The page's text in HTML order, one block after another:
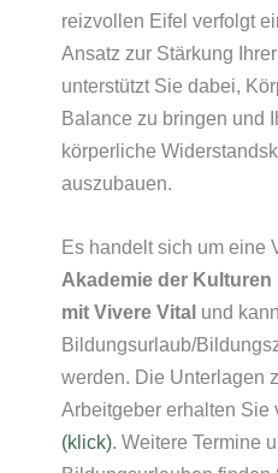
reizvollen Eifel verfolgt
Ansatz zur Stärkung
unterstützt Sie dabei,
Balance zu bringen und
körperliche
auszubauen.
Es handelt sich um eine
Akademie der
mit Vivere Vital und
Bildungsurlaub/
werden. Die Unterlagen
Arbeitgeber erhalten Sie
(klick). Weitere Termine